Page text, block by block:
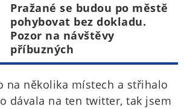
Pražané se budou po městě
pohybovat bez dokladu.
Pozor na návštěvy
příbuzných
na několika místech a střihalo
dávala na ten twitter, tak jsem